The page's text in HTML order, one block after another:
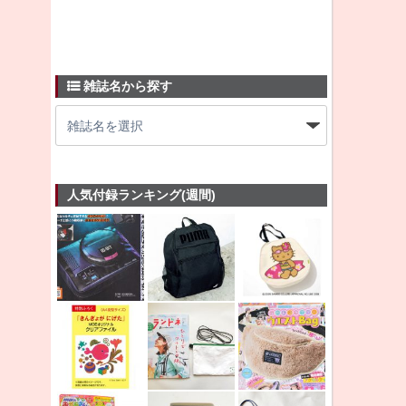
雑誌名から探す
人気付録ランキング(週間)